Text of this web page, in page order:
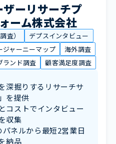
ーリサーチプ
ーム株式会社
査）
デプスインタビュー
ジャーニーマップ
海外調査
ランド調査 顧客満足度調査
深掘りするリサーチサ
を提供
コストでインタビュー
収集
ネルから最短2営業日
納品